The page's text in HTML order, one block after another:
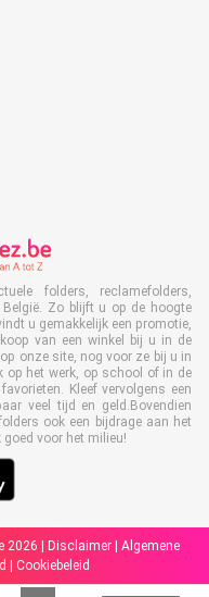
folders, reclamefolders,
Zo blijft u op de hoogte
u gemakkelijk een promotie,
van een winkel bij u in de
onze site, nog voor ze bij u in
op het werk, op school of in de
Kleef vervolgens een
veel tijd en geld.Bovendien
ook een bijdrage aan het
voor het milieu!
2026 | Disclaimer| Algemene
Cookiebeleid